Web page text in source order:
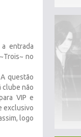
entrada
no
questão
clube não
VIP e
exclusivo
logo